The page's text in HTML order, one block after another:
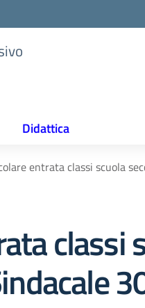
Didattica
entrata classi scuola
classi